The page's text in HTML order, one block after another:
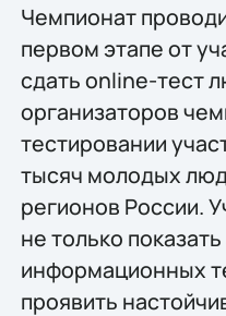
Чемпионат
первом этапе от
сдать online-тест
организаторов
тестировании
тысяч молодых
регионов России.
не только
информационных
проявить